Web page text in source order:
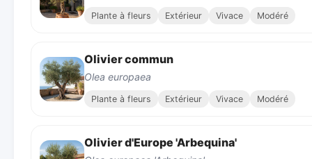
Plante à fleurs Extérieur Vivace Modéré
Olivier commun
Olea europaea
Plante à fleurs Extérieur Vivace Modéré
Olivier d'Europe 'Arbequina'